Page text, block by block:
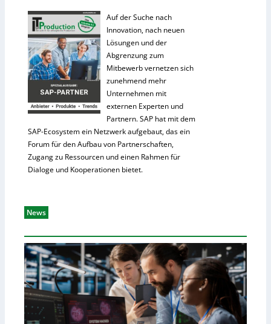
Auf der Suche nach
Innovation, nach neuen
Lösungen und der
Abgrenzung zum
Mitbewerb vernetzen sich
zunehmend mehr
Unternehmen mit
externen Experten und
Partnern. SAP hat mit dem
SAP-Ecosystem ein Netzwerk aufgebaut, das ein
Forum für den Aufbau von Partnerschaften,
Zugang zu Ressourcen und einen Rahmen für
Dialoge und Kooperationen bietet.
News